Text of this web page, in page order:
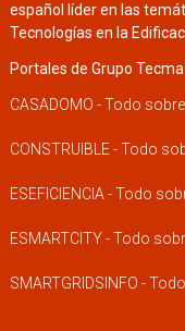
español líder en las
Tecnologías en la
Portales de Grupo Tecma
CASADOMO - Todo
CONSTRUIBLE - Todo
ESEFICIENCIA - Todo
ESMARTCITY - Todo
SMARTGRIDSINFO -